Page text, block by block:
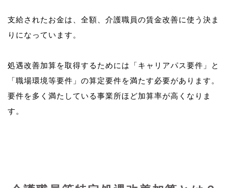
支給されたお金は、全額、介護職員の賃金改善に使う決ま
りになっています。
処遇改善加算を取得するためには「キャリアパス要件」と
「職場環境等要件」の算定要件を満たす必要があります。
要件を多く満たしている事業所ほど加算率が高くなりま
す。